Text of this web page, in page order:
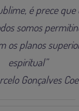
é prece
somos
os planos
espiritual”
Gonçalves